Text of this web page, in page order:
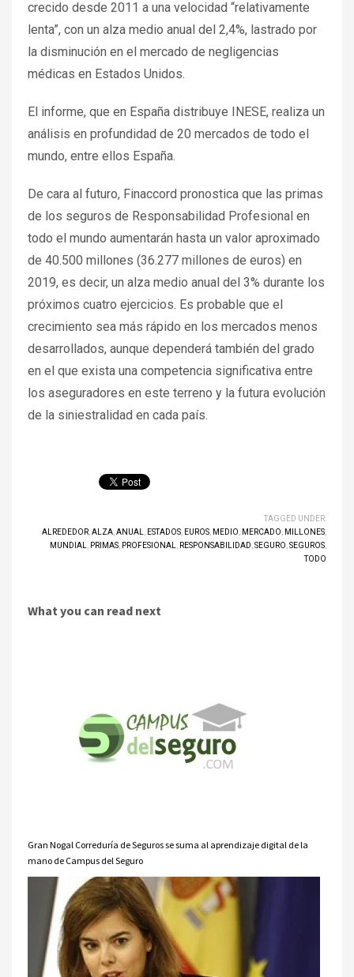
crecido desde 2011 a una velocidad “relativamente
lenta”, con un alza medio anual del 2,4%, lastrado por
la disminución en el mercado de negligencias
médicas en Estados Unidos.
El informe, que en España distribuye INESE, realiza un
análisis en profundidad de 20 mercados de todo el
mundo, entre ellos España.
De cara al futuro, Finaccord pronostica que las primas
de los seguros de Responsabilidad Profesional en
todo el mundo aumentarán hasta un valor aproximado
de 40.500 millones (36.277 millones de euros) en
2019, es decir, un alza medio anual del 3% durante los
próximos cuatro ejercicios. Es probable que el
crecimiento sea más rápido en los mercados menos
desarrollados, aunque dependerá también del grado
en el que exista una competencia significativa entre
los aseguradores en este terreno y la futura evolución
de la siniestralidad en cada país.
TAGGED UNDER:
ALREDEDOR ALZA ANUAL ESTADOS EUROS MEDIO MERCADO MILLONES
MUNDIAL
PRIMAS PROFESIONAL RESPONSABILIDAD SEGURO SEGUROS
TODO
What you can read next
Gran Nogal Correduría de Seguros se suma al aprendizaje digital de la
mano de Campus del Seguro